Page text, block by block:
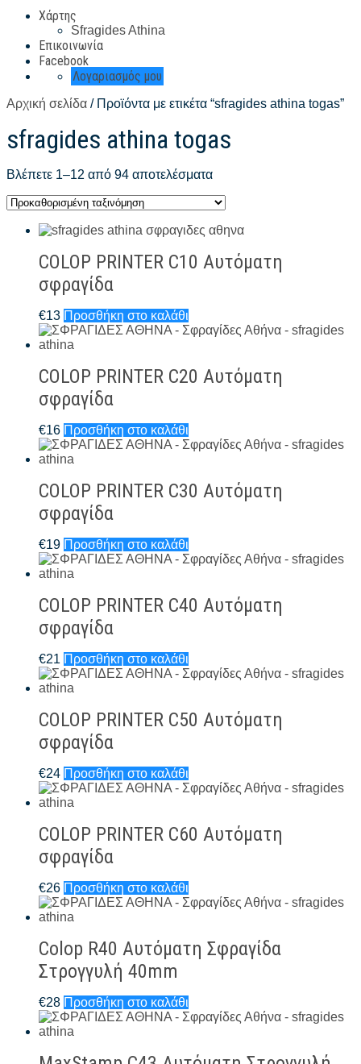
Χάρτης
Sfragides Athina
Επικοινωνία
Facebook
Λογαριασμός μου
Αρχική σελίδα / Προϊόντα με ετικέτα “sfragides athina togas”
sfragides athina togas
Βλέπετε 1–12 από 94 αποτελέσματα
COLOP PRINTER C10 Αυτόματη
σφραγίδα
€13 Προσθήκη στο καλάθι
COLOP PRINTER C20 Αυτόματη
σφραγίδα
€16 Προσθήκη στο καλάθι
COLOP PRINTER C30 Αυτόματη
σφραγίδα
€19 Προσθήκη στο καλάθι
COLOP PRINTER C40 Αυτόματη
σφραγίδα
€21 Προσθήκη στο καλάθι
COLOP PRINTER C50 Αυτόματη
σφραγίδα
€24 Προσθήκη στο καλάθι
COLOP PRINTER C60 Αυτόματη
σφραγίδα
€26 Προσθήκη στο καλάθι
Colop R40 Αυτόματη Σφραγίδα
Στρογγυλή 40mm
€28 Προσθήκη στο καλάθι